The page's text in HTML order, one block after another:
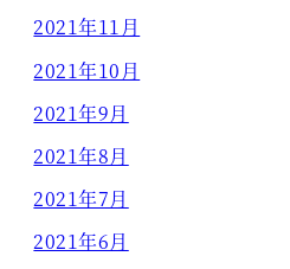
2021年11月
2021年10月
2021年9月
2021年8月
2021年7月
2021年6月